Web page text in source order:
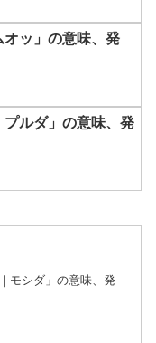
ッ」の意味、発
ルダ」の意味、発
モシダ」の意味、発